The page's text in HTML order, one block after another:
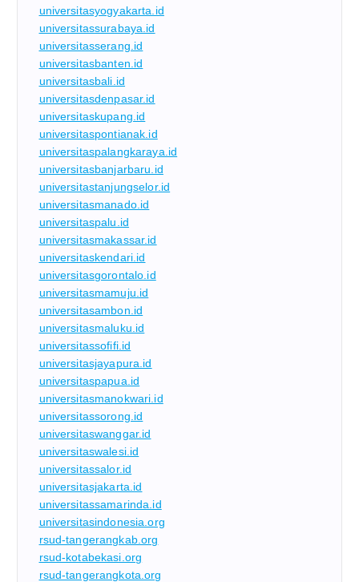
universitasyogyakarta.id
universitassurabaya.id
universitasserang.id
universitasbanten.id
universitasbali.id
universitasdenpasar.id
universitaskupang.id
universitaspontianak.id
universitaspalangkaraya.id
universitasbanjarbaru.id
universitastanjungselor.id
universitasmanado.id
universitaspalu.id
universitasmakassar.id
universitaskendari.id
universitasgorontalo.id
universitasmamuju.id
universitasambon.id
universitasmaluku.id
universitassofifi.id
universitasjayapura.id
universitaspapua.id
universitasmanokwari.id
universitassorong.id
universitaswanggar.id
universitaswalesi.id
universitassalor.id
universitasjakarta.id
universitassamarinda.id
universitasindonesia.org
rsud-tangerangkab.org
rsud-kotabekasi.org
rsud-tangerangkota.org